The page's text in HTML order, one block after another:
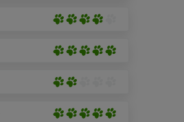
sur
(4
sur
Très
(4
sur
Extrêmement
(5
sur
Peu
(2
Extrêmement